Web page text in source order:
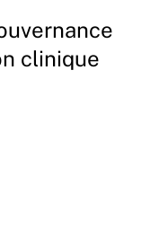
clinique